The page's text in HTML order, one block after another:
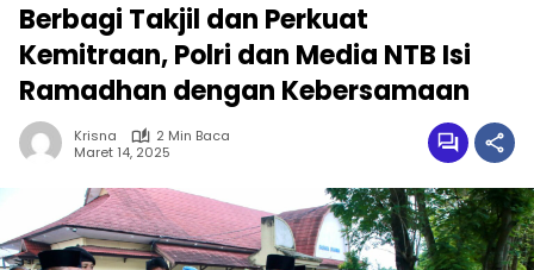
Berbagi Takjil dan Perkuat
Kemitraan, Polri dan Media NTB Isi
Ramadhan dengan Kebersamaan
Krisna
2 Min Baca
Maret 14, 2025